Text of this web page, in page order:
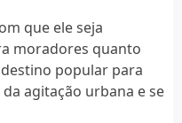
que ele seja
moradores quanto
popular para
agitação urbana e se